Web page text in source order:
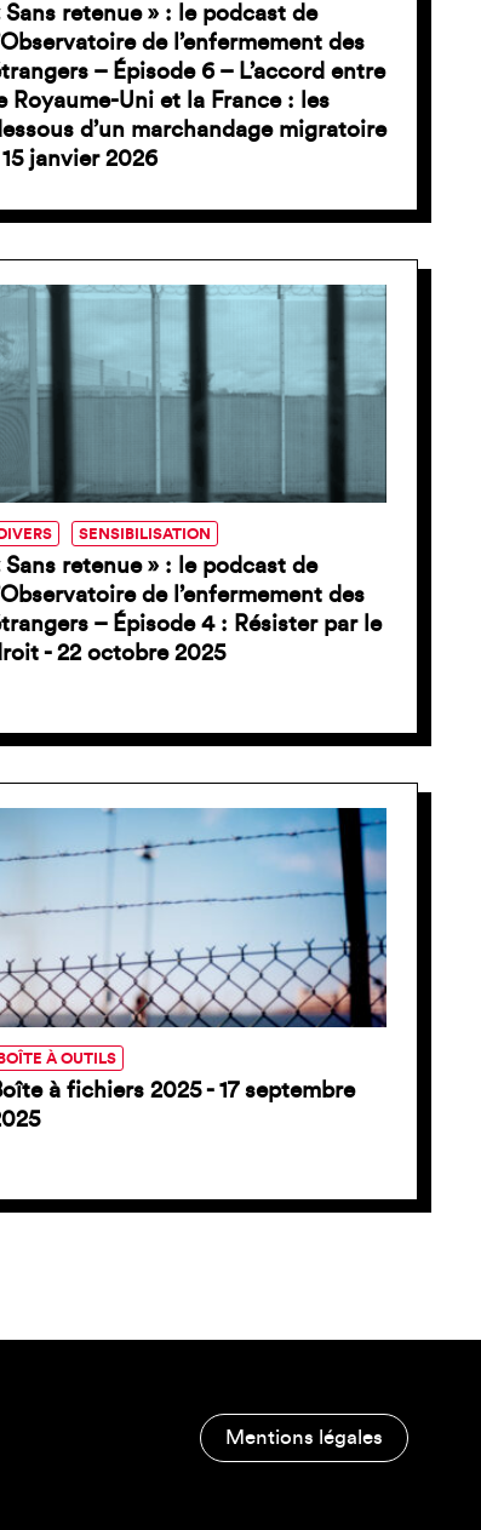
Sans retenue » : le podcast de
de l’enfermement des
– Épisode 6 – L’accord entre
Royaume-Uni et la France : les
d’un marchandage migratoire
janvier 2026
DIVERS SENSIBILISATION
Sans retenue » : le podcast de
de l’enfermement des
– Épisode 4 : Résister par le
- 22 octobre 2025
À OUTILS
à fichiers 2025 - 17 septembre
Mentions légales